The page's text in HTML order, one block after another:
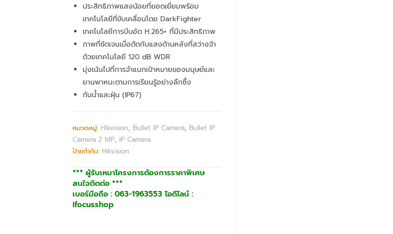
ประสิทธิภาพแสงน้อยที่ยอดเยี่ยมพร้อม
เทคโนโลยีที่ขับเคลื่อนโดย DarkFighter
เทคโนโลยีการบีบอัด H.265+ ที่มีประสิทธิภาพ
ภาพที่ชัดเจนเมื่อตัดกับแสงด้านหลังที่สว่างจ้า
ด้วยเทคโนโลยี 120 dB WDR
มุ่งเน้นไปที่การจำแนกเป้าหมายของมนุษย์และ
ยานพาหนะตามการเรียนรู้อย่างลึกซึ้ง
กันน้ำและฝุ่น (IP67)
หมวดหมู่: Hikvision, Bullet IP Camera, Bullet IP
Camera 2 MP, IP Camera
ป้ายกำกับ: Hikvision
*** ผู้รับเหมาโครงการต้องการราคาพิเศษ
สนใจติดต่อ ***
เบอร์มือถือ : 063-1963553 ไอดีไลน์ :
ifocusshop